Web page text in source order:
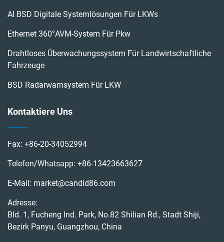
AI BSD Digitale Systemlösungen Für LKWs
Ethernet 360°AVM-System Für Pkw
Drahtloses Überwachungssystem Für Landwirtschaftliche
Fahrzeuge
BSD Radarwarnsystem Für LKW
Kontaktiere Uns
Fax: +86-20-34052994
Telefon/Whatsapp: +86-13423663627
E-Mail: market@candid86.com
Adresse:
Bld. 1, Fucheng Ind. Park, No.82 Shilian Rd., Stadt Shiji,
Bezirk Panyu, Guangzhou, China